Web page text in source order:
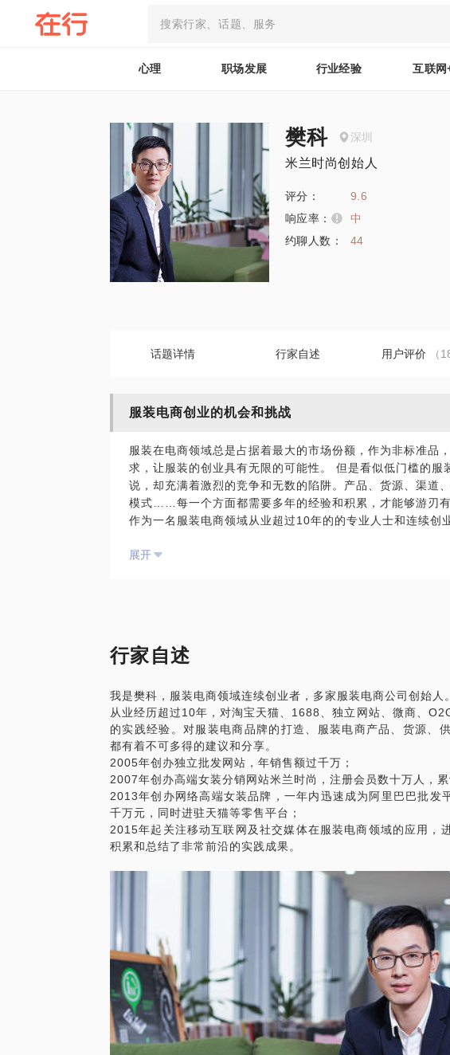
心理 职场发展 行业经验 互联网
樊科 深圳
米兰时尚创始人
评分：
9.6
响应率：
中
约聊人数：
44
话题详情 行家自述 用户评价 （
服装电商创业的机会和挑战
服装在电商领域总是占据着最大的市场份额，作为非标准品
求，让服装的创业具有无限的可能性。 但是看似低门槛的服
说，却充满着激烈的竞争和无数的陷阱。产品、货源、渠道
模式……每一个方面都需要多年的经验和积累，才能够游刃有
作为一名服装电商领域从业超过10年的的专业人士和连续创
何疑问，我都相信可以通过多年的实践经验，给予你全面的帮
展开
行家自述
我是樊科，服装电商领域连续创业者，多家服装电商公司创始人。
从业经历超过10年，对淘宝天猫、1688、独立网站、微商、
的实践经验。对服装电商品牌的打造、服装电商产品、货源、
都有着不可多得的建议和分享。
2005年创办独立批发网站，年销售额过千万；
2007年创办高端女装分销网站米兰时尚，注册会员数十万人，累
2013年创办网络高端女装品牌，一年内迅速成为阿里巴巴批发
千万元，同时进驻天猫等零售平台；
2015年起关注移动互联网及社交媒体在服装电商领域的应用，
积累和总结了非常前沿的实践成果。